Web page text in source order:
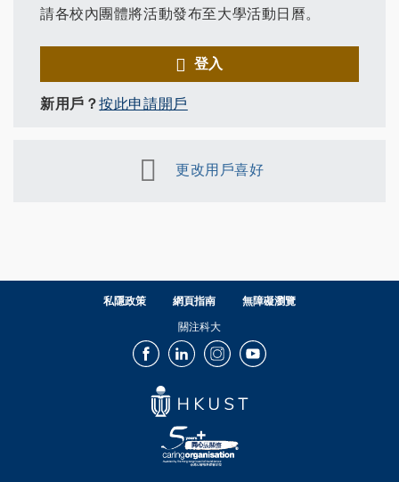
請各校內團體將活動發布至大學活動日曆。
登入
新用戶？按此申請開戶
更改用戶喜好
私隱政策 網頁指南 無障礙瀏覽
關注科大
FacebookLinkedInInstagramYoutube